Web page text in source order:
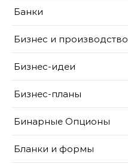
Банки
Бизнес и производство
Бизнес-идеи
Бизнес-планы
Бинарные Опционы
Бланки и формы